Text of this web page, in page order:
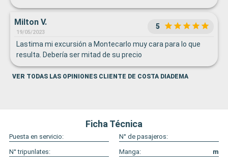
Milton V.
19/05/2023
5
Lastima mi excursión a Montecarlo muy cara para lo que
resulta. Debería ser mitad de su precio
VER TODAS LAS OPINIONES CLIENTE DE COSTA DIADEMA
Ficha Técnica
Puesta en servicio:
N° de pasajeros:
N° tripunlates:
Manga:
m